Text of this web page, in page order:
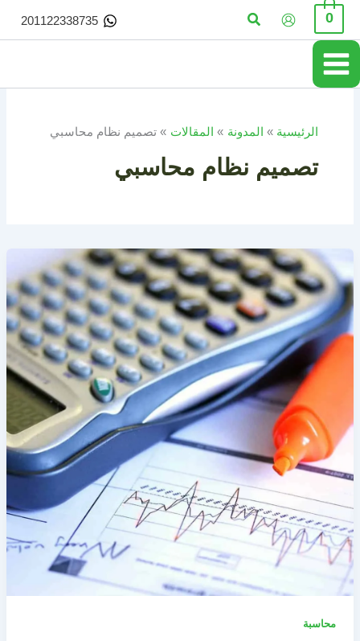
تخطي
المحتوى
0 البحث 201122338735
الرئيسية المدونة المقالات تصميم نظام محاسبي
تصميم نظام محاسبي
محاسبة